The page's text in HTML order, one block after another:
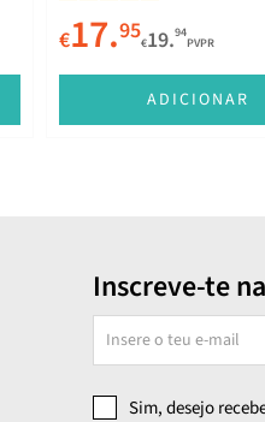
€17.95€19.94
PVPR
ADICIONAR
Inscreve-te
Sim, desejo